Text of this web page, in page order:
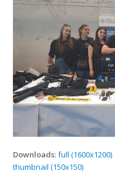
Downloads:full (1600x1200)
thumbnail (150x150)